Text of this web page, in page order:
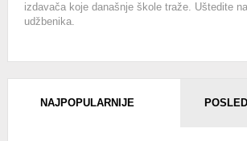
izdavača koje današnje škole traže. Uštedite
udžbenika.
NAJPOPULARNIJE